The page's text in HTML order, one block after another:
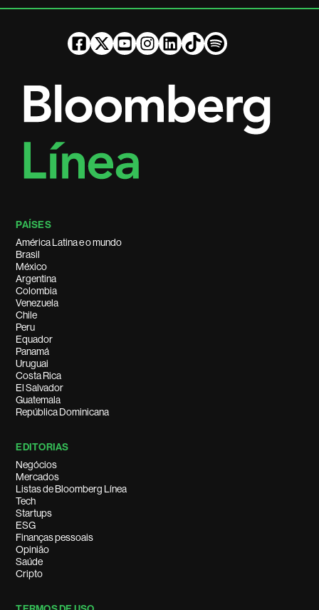
PAÍSES
América Latina e o mundo
Brasil
México
Argentina
Colombia
Venezuela
Chile
Peru
Equador
Panamá
Uruguai
Costa Rica
El Salvador
Guatemala
República Dominicana
EDITORIAS
Negócios
Mercados
Listas de Bloomberg Línea
Tech
Startups
ESG
Finanças pessoais
Opinião
Saúde
Cripto